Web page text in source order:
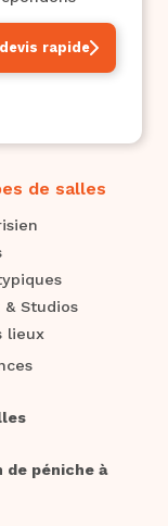
rapide
de salles
& Studios
lieux
de péniche à